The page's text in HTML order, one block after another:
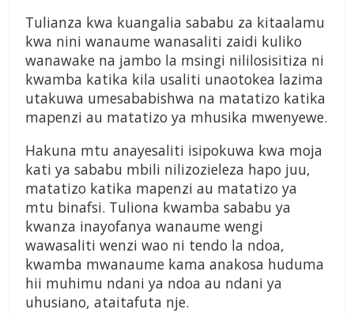
Tulianza kwa kuangalia sababu za kitaalamu
kwa nini wanaume wanasaliti zaidi kuliko
wanawake na jambo la msingi nililosisitiza ni
kwamba katika kila usaliti unaotokea lazima
utakuwa umesababishwa na matatizo katika
mapenzi au matatizo ya mhusika mwenyewe.
Hakuna mtu anayesaliti isipokuwa kwa moja
kati ya sababu mbili nilizozieleza hapo juu,
matatizo katika mapenzi au matatizo ya
mtu binafsi. Tuliona kwamba sababu ya
kwanza inayofanya wanaume wengi
wawasaliti wenzi wao ni tendo la ndoa,
kwamba mwanaume kama anakosa huduma
hii muhimu ndani ya ndoa au ndani ya
uhusiano, ataitafuta nje.